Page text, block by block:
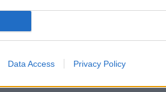
Data Access Privacy Policy
να μιλούσαν για την
αλλά τόνιζαν, μιλώντας και